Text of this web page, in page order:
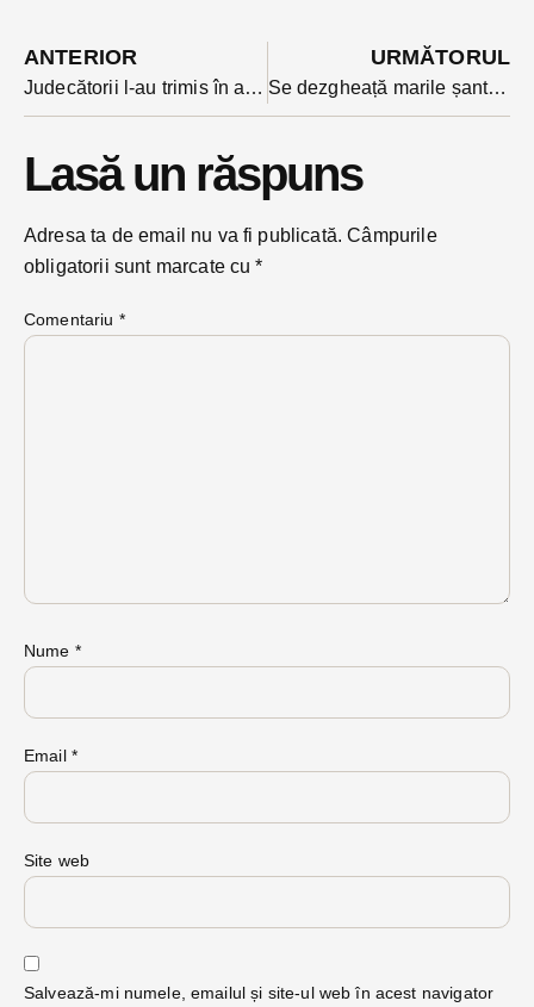
ANTERIOR
Judecătorii l-au trimis în arest la domiciliu pe autorul accidentului din Prund în care-au murit doi tineri. Ce a cântărit în decizie?
URMĂTORUL
Se dezgheață marile șantiere blocate de lipsa banilor: Complexul Multi-sportiv din Năsăud e back-in-business
Lasă un răspuns
Adresa ta de email nu va fi publicată. Câmpurile
obligatorii sunt marcate cu*
Comentariu *
Nume *
Email *
Site web
Salvează-mi numele, emailul și site-ul web în acest navigator